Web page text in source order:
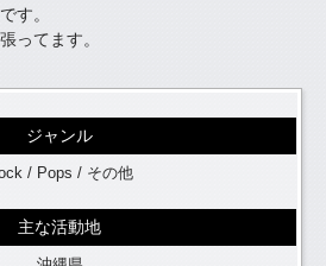
す。
ってます。
ジャンル
/ Pops / その他
主な活動地